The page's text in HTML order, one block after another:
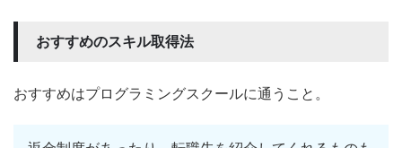
おすすめのスキル取得法
おすすめはプログラミングスクールに通うこと。